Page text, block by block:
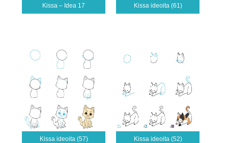
Kissa – Idea 17 Kissa ideoita (61)
Kissa ideoita (57) Kissa ideoita (52)